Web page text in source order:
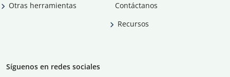
Otras herramientas
Contáctanos
Recursos
Síguenos en redes sociales